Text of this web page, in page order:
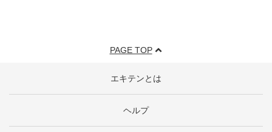
PAGE TOP
エキテンとは
ヘルプ